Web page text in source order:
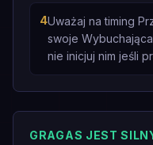
4Uważaj na timing
swoje
nie inicjuj nim jeśli
GRAGAS JEST